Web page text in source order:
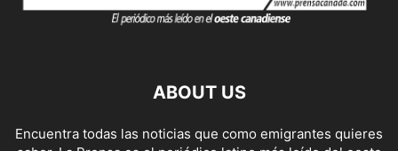
ABOUT US
Encuentra todas las noticias que como emigrantes quieres